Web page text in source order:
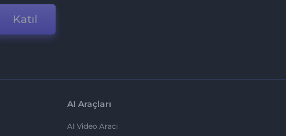
Katıl
AI Araçları
AI Video Aracı